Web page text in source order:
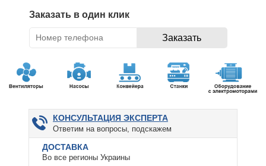
Заказать в один клик
КОНСУЛЬТАЦИЯ ЭКСПЕРТА
Ответим на вопросы, подскажем
ДОСТАВКА
Во все регионы Украины